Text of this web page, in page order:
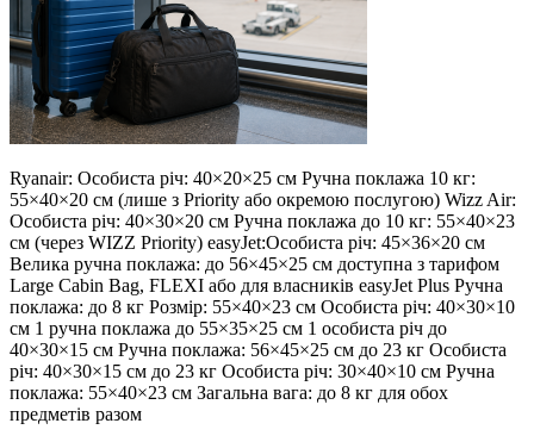
Ryanair: Особиста річ: 40×20×25 см Ручна поклажа 10 кг:
55×40×20 см (лише з Priority або окремою послугою) Wizz Air:
Особиста річ: 40×30×20 см Ручна поклажа до 10 кг: 55×40×23
см (через WIZZ Priority) easyJet:Особиста річ: 45×36×20 см
Велика ручна поклажа: до 56×45×25 см доступна з тарифом
Large Cabin Bag, FLEXI або для власників easyJet Plus Ручна
поклажа: до 8 кг Розмір: 55×40×23 см Особиста річ: 40×30×10
см 1 ручна поклажа до 55×35×25 см 1 особиста річ до
40×30×15 см Ручна поклажа: 56×45×25 см до 23 кг Особиста
річ: 40×30×15 см до 23 кг Особиста річ: 30×40×10 см Ручна
поклажа: 55×40×23 см Загальна вага: до 8 кг для обох
предметів разом